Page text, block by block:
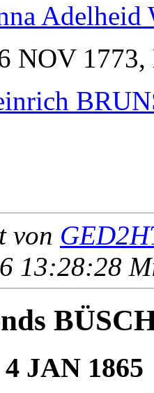
Adelheid
NOV 1773,
von
13:28:28
JAN 1865